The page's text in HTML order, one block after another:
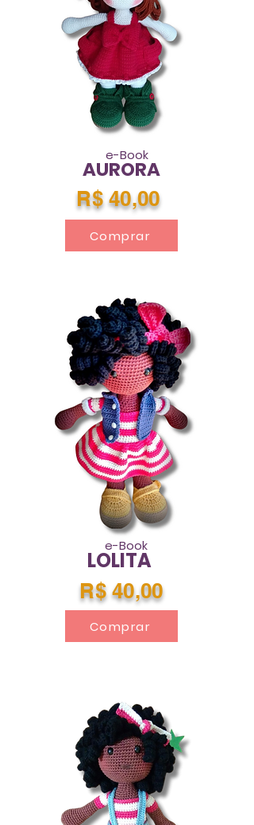
e-Book
AURORA
R$ 40,00
Comprar
e-Book
LOLITA
R$ 40,00
Comprar